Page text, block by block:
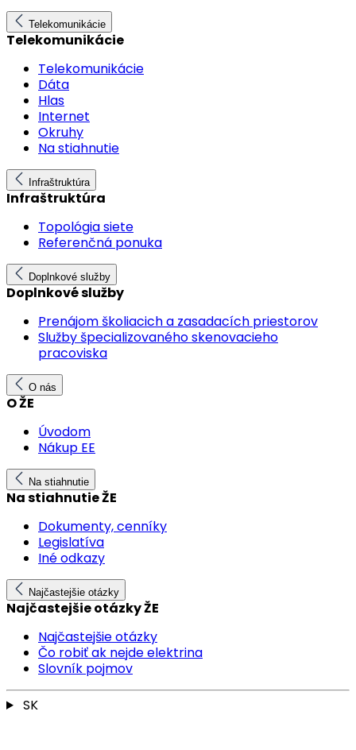
Telekomunikácie
Telekomunikácie
Telekomunikácie
Dáta
Hlas
Internet
Okruhy
Na stiahnutie
Infraštruktúra
Infraštruktúra
Topológia siete
Referenčná ponuka
Doplnkové služby
Doplnkové služby
Prenájom školiacich a zasadacích priestorov
Služby špecializovaného skenovacieho
pracoviska
O nás
O ŽE
Úvodom
Nákup EE
Na stiahnutie
Na stiahnutie ŽE
Dokumenty, cenníky
Legislatíva
Iné odkazy
Najčastejšie otázky
Najčastejšie otázky ŽE
Najčastejšie otázky
Čo robiť ak nejde elektrina
Slovník pojmov
SK